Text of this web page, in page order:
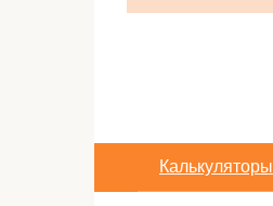
Калькуляторы